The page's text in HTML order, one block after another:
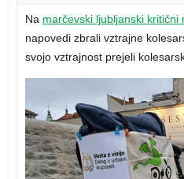
Na marčevski ljubljanski kritični
napovedi zbrali vztrajne
svojo vztrajnost prejeli